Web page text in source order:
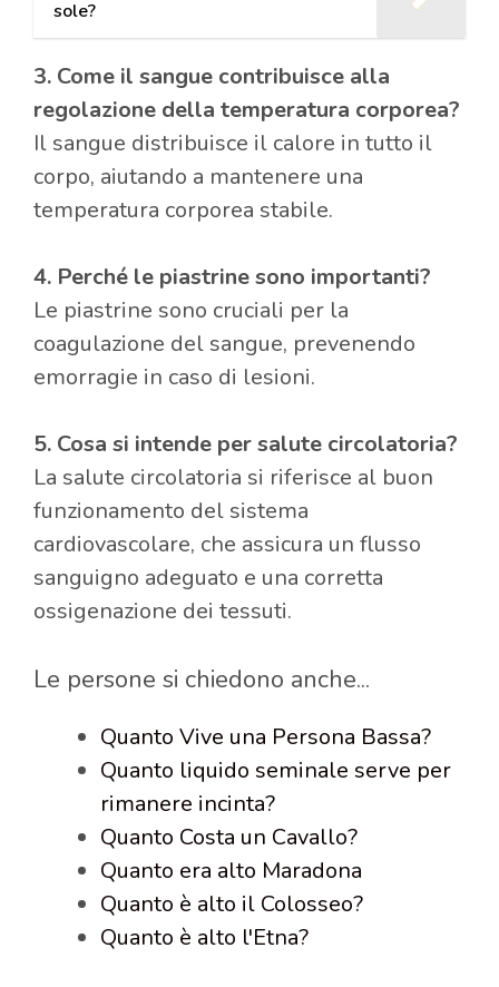
sole?
3. Come il sangue contribuisce alla
regolazione della temperatura corporea?
Il sangue distribuisce il calore in tutto il
corpo, aiutando a mantenere una
temperatura corporea stabile.
4. Perché le piastrine sono importanti?
Le piastrine sono cruciali per la
coagulazione del sangue, prevenendo
emorragie in caso di lesioni.
5. Cosa si intende per salute circolatoria?
La salute circolatoria si riferisce al buon
funzionamento del sistema
cardiovascolare, che assicura un flusso
sanguigno adeguato e una corretta
ossigenazione dei tessuti.
Le persone si chiedono anche...
Quanto Vive una Persona Bassa?
Quanto liquido seminale serve per
rimanere incinta?
Quanto Costa un Cavallo?
Quanto era alto Maradona
Quanto è alto il Colosseo?
Quanto è alto l'Etna?